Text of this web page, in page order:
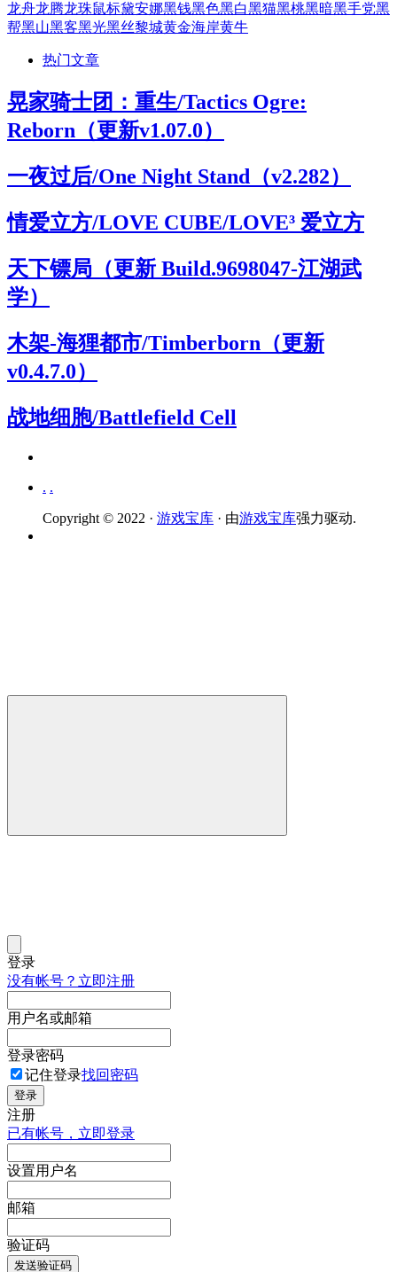
龙舟龙腾龙珠鼠标黛安娜黑钱黑色黑白黑猫黑桃黑暗黑手党黑
帮黑山黑客黑光黑丝黎城黄金海岸黄牛
热门文章
晃家骑士团：重生/Tactics Ogre:
Reborn（更新v1.07.0）
一夜过后/One Night Stand（v2.282）
情爱立方/LOVE CUBE/LOVE³ 爱立方
天下镖局（更新 Build.9698047-江湖武
学）
木架-海狸都市/Timberborn（更新
v0.4.7.0）
战地细胞/Battlefield Cell
. .
Copyright © 2022 · 游戏宝库 · 由游戏宝库强力驱动.
登录
没有帐号？立即注册
用户名或邮箱
登录密码
记住登录找回密码
登录
注册
已有帐号，立即登录
设置用户名
邮箱
验证码
发送验证码